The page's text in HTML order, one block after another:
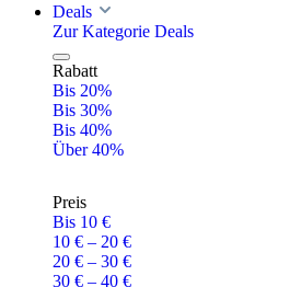
Deals
Zur Kategorie Deals
Rabatt
Bis 20%
Bis 30%
Bis 40%
Über 40%
Preis
Bis 10 €
10 € – 20 €
20 € – 30 €
30 € – 40 €